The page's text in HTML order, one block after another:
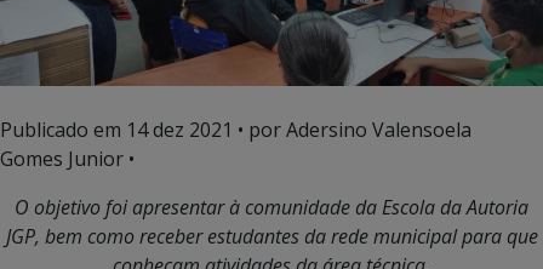
Publicado em 14 dez 2021 • por Adersino Valensoela
Gomes Junior •
O objetivo foi apresentar à comunidade da Escola da Autoria
JGP, bem como receber estudantes da rede municipal para que